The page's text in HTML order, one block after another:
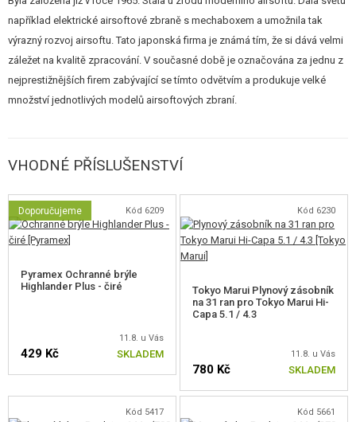
například elektrické airsoftové zbraně s mechaboxem a umožnila tak
výrazný rozvoj airsoftu. Tato japonská firma je známá tím, že si dává velmi
záležet na kvalitě zpracování. V současné době je označována za jednu z
nejprestižnějších firem zabývající se tímto odvětvím a produkuje velké
množství jednotlivých modelů airsoftových zbraní.
VHODNÉ PŘÍSLUŠENSTVÍ
Doporučujeme Kód 6209
Pyramex Ochranné brýle
Highlander Plus - čiré
11.8. u Vás
429 Kč SKLADEM
Kód 6230
Tokyo Marui Plynový zásobník
na 31 ran pro Tokyo Marui Hi-
Capa 5.1 / 4.3
11.8. u Vás
780 Kč SKLADEM
Kód 5417 Kód 5661